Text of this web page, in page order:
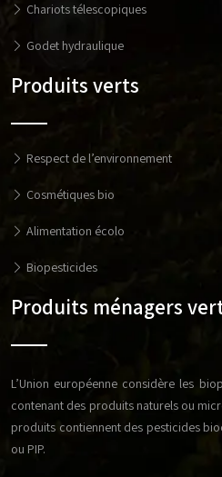
Chariots télescopiques
Godet hydraulique
Produits verts
Respect de l’environnement
Cosmétiques bio
Alimentation écolo
Biopesticides
Produits ménagers
L’Union européenne considère les
contenant des produits naturels ou
produits contiennent des pesticides
ou PIP.